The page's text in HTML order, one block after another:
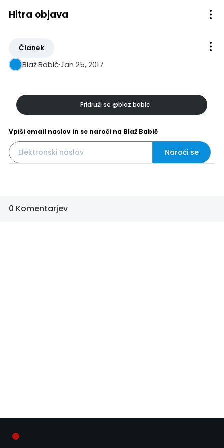
Hitra objava
Članek
Blaž BabičJan 25, 2017
Pridruži se @blaz.babic
Vpiši email naslov in se naroči na Blaž Babič
Naroči se
0 Komentarjev